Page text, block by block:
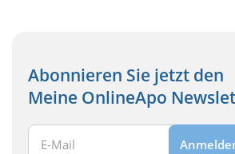
Abonnieren Sie jetzt den
Meine OnlineApo
Ihre E-Mail Adresse: